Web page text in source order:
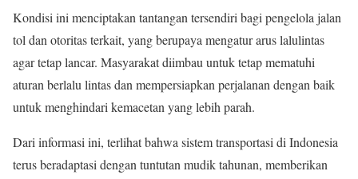
Kondisi ini menciptakan tantangan tersendiri bagi pengelola jalan
tol dan otoritas terkait, yang berupaya mengatur arus lalulintas
agar tetap lancar. Masyarakat diimbau untuk tetap mematuhi
aturan berlalu lintas dan mempersiapkan perjalanan dengan baik
untuk menghindari kemacetan yang lebih parah.
Dari informasi ini, terlihat bahwa sistem transportasi di Indonesia
terus beradaptasi dengan tuntutan mudik tahunan, memberikan